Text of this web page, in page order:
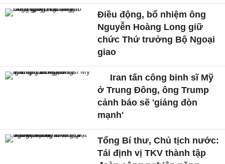
Điều động, bổ nhiệm ông
Nguyễn Hoàng Long giữ
chức Thứ trưởng Bộ Ngoại
giao
Iran tấn công binh sĩ Mỹ
ở Trung Đông, ông Trump
cảnh báo sẽ 'giáng đòn
mạnh'
Tổng Bí thư, Chủ tịch nước:
Tái định vị TKV thành tập